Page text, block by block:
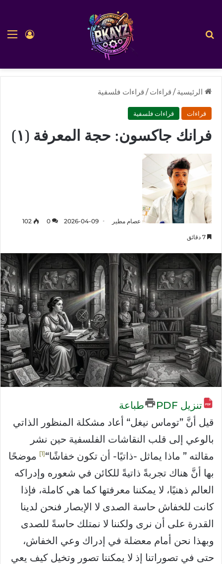
تسجيل
الرئيسية / قراءات / قراءات فلسفية
قراءات قراءات فلسفية
فرانك جاكسون: حجة المعرفة (١)
عصام مطير 2026-04-09
0
102
تنزيل PDF
طباعة
قيل أنَّ ”توماس نيغل“ أعاد مشكلة المنظور الذاتي
بالوعي إلى قلب النقاشات الفلسفية حين نشر
مقالته ” ماذا يماثل -ذاتيًا- أن تكون خفاشًا“ 1
موضحًا
بها أنَّ هناك تجربةً ذاتيةً للكائن في شعوره وإدراكه
العالم ذهنيًا، لا يمكننا معرفتها كما هي كاملة، فإذا
كانت للخفاش حاسة الصدى لا الإبصار فنحن لدينا
القدرة على أن نرى ولكننا لا نمتلك حاسةً للصدى
وبهذا نحن أمام معضلة في إدراك وعي الخفاش،
حتى في تصوراتنا إذ لا يمكننا تصور وتخيل كيف يعي